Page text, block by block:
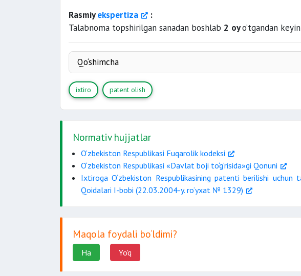
Rasmiyekspertiza
:
Talabnoma topshirilgan sanadan boshlab 2 oyo‘tgandan
Qo‘shimcha
Intelektual mulk agentligi portali
Ixtiroga patent olish
ixtiro patent olish
Normativ hujjatlar
O‘zbekiston Respublikasi Fuqarolik kodeksi
O‘zbekiston Respublikasi «Davlat boji to‘g‘risida»gi Qonuni
Ixtiroga O‘zbekiston Respublikasining patenti berilishi uchun
Qoidalari I-bobi (22.03.2004-y. ro‘yxat № 1329)
Maqola foydali bo‘ldimi?
Ha Yo'q